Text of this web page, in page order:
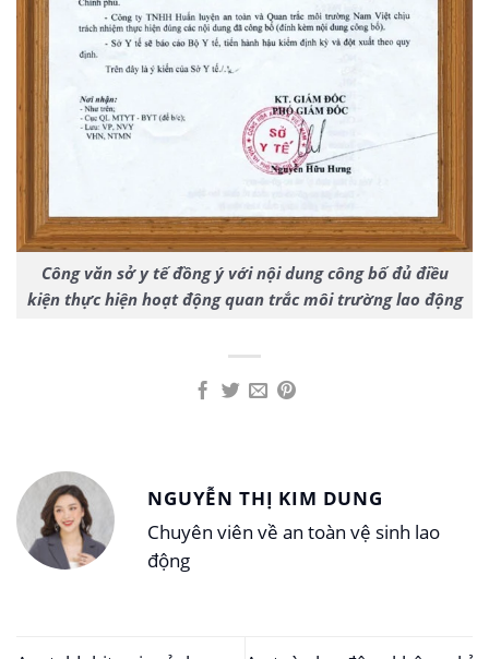
Công văn sở y tế đồng ý với nội dung công bố đủ điều
kiện thực hiện hoạt động quan trắc môi trường lao động
NGUYỄN THỊ KIM DUNG
Chuyên viên về an toàn vệ sinh lao
động